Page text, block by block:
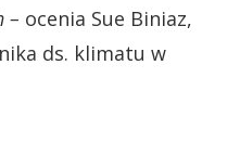
– ocenia Sue Biniaz,
ds. klimatu w